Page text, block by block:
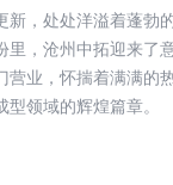
，处处洋溢着蓬勃
里，沧州中拓迎来
营业，怀揣着满满的
领域的辉煌篇章。